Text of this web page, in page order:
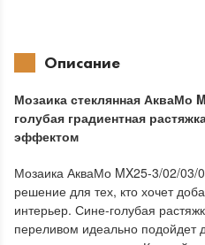
Описание
Мозаика стеклянная АкваМо
голубая градиентная
эффектом
Мозаика АкваМо MX25-3/02/
решение для тех, кто хочет
интерьер. Сине-голубая
переливом идеально подойдет